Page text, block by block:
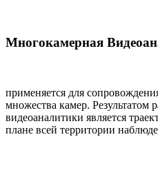
Многокамерная
применяется для
множества камер. Результатом
видеоаналитики является
плане всей территории